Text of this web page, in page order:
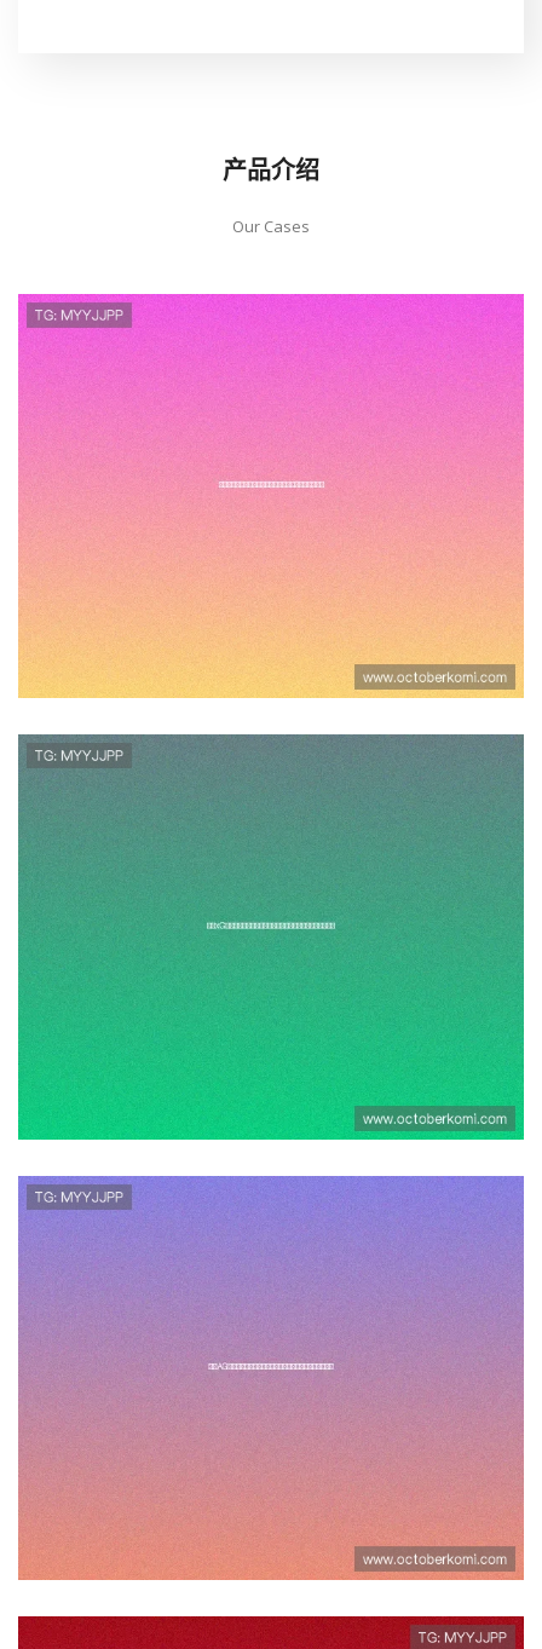
产品介绍
Our Cases
韩国与捷克比赛中同分情况处理办法
全面解读及影响分析
通过xG数据解析韩国与捷克在世界
杯中的攻防表现及战术调整策略
选择AG现金官网官方平台的理由，
体验专业安全的线上娱乐服务